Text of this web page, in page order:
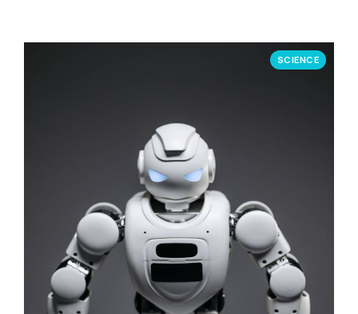
SCIENCE